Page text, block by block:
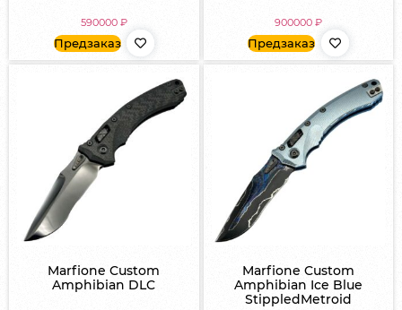
590000 ₽
Предзаказ
900000 ₽
Предзаказ
Marfione Custom
Amphibian DLC
Marfione Custom
Amphibian Ice Blue
StippledMetroid